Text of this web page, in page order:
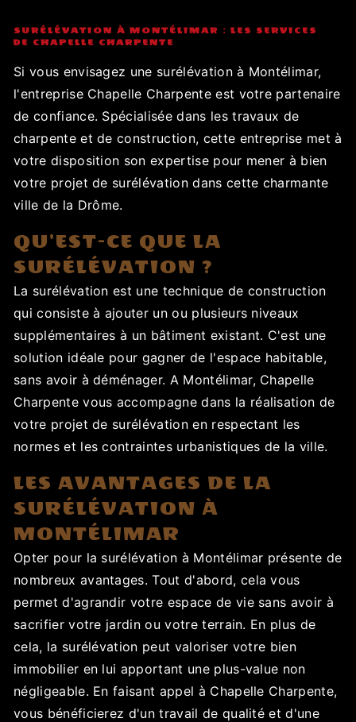
SURÉLÉVATION À MONTÉLIMAR : LES SERVICES
DE CHAPELLE CHARPENTE
Si vous envisagez une surélévation à Montélimar,
l'entreprise Chapelle Charpente est votre partenaire
de confiance. Spécialisée dans les travaux de
charpente et de construction, cette entreprise met à
votre disposition son expertise pour mener à bien
votre projet de surélévation dans cette charmante
ville de la Drôme.
QU'EST-CE QUE LA
SURÉLÉVATION ?
La surélévation est une technique de construction
qui consiste à ajouter un ou plusieurs niveaux
supplémentaires à un bâtiment existant. C'est une
solution idéale pour gagner de l'espace habitable,
sans avoir à déménager. A Montélimar, Chapelle
Charpente vous accompagne dans la réalisation de
votre projet de surélévation en respectant les
normes et les contraintes urbanistiques de la ville.
LES AVANTAGES DE LA
SURÉLÉVATION À
MONTÉLIMAR
Opter pour la surélévation à Montélimar présente de
nombreux avantages. Tout d'abord, cela vous
permet d'agrandir votre espace de vie sans avoir à
sacrifier votre jardin ou votre terrain. En plus de
cela, la surélévation peut valoriser votre bien
immobilier en lui apportant une plus-value non
négligeable. En faisant appel à Chapelle Charpente,
vous bénéficierez d'un travail de qualité et d'une